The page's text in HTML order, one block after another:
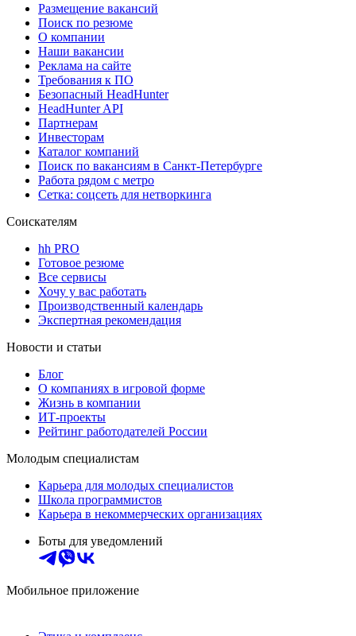
Размещение вакансий
Поиск по резюме
О компании
Наши вакансии
Реклама на сайте
Требования к ПО
Безопасный HeadHunter
HeadHunter API
Партнерам
Инвесторам
Каталог компаний
Поиск по вакансиям в Санкт-Петербурге
Работа рядом с метро
Сетка: соцсеть для нетворкинга
Соискателям
hh PRO
Готовое резюме
Все сервисы
Хочу у вас работать
Производственный календарь
Экспертная рекомендация
Новости и статьи
Блог
О компаниях в игровой форме
Жизнь в компании
ИТ-проекты
Рейтинг работодателей России
Молодым специалистам
Карьера для молодых специалистов
Школа программистов
Карьера в некоммерческих организациях
Боты для уведомлений
Мобильное приложение